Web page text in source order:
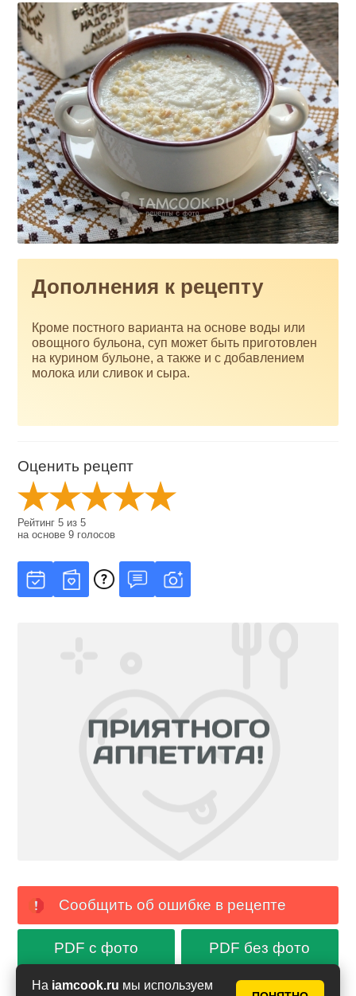
На iamcook.ru мы используем
Дополнения к рецепту
Кроме постного варианта на основе воды или
овощного бульона, суп может быть приготовлен
на курином бульоне, а также и с добавлением
молока или сливок и сыра.
Оценить рецепт
Рейтинг5 из5
на основе9 голосов
Сообщить об ошибке в рецепте
PDF с фото PDF без фото